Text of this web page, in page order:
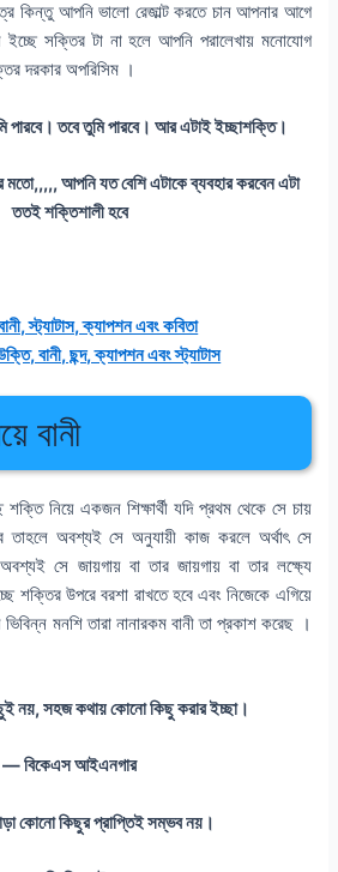
কিন্তু আপনি ভালো রেজাল্ট করতে চান আপনার আগে
ইচ্ছে সক্তির টা না হলে আপনি পরালেখায় মনোযোগ
দরকার অপরিসিম ।
পারবে। তবে তুমি পারবে। আর এটাই ইচ্ছাশক্তি।
মতো,,,,, আপনি যত বেশি এটাকে ব্যবহার করবেন এটা
ততই শক্তিশালী হবে
স্ট্যাটাস, ক্যাপশন এবং কবিতা
বানী, ছন্দ, ক্যাপশন এবং স্ট্যাটাস
বানী
নিয়ে একজন শিক্ষার্থী যদি প্রথম থেকে সে চায়
তাহলে অবশ্যই সে অনুযায়ী কাজ করলে অর্থাৎ সে
সে জায়গায় বা তার জায়গায় বা তার লক্ষ্যে
শক্তির উপরে বরশা রাখতে হবে এবং নিজেকে এগিয়ে
মনশি তারা নানারকম বানী তা প্রকাশ করেছ ।
নয়, সহজ কথায় কোনো কিছু করার ইচ্ছা।
— বিকেএস আইএনগার
কোনো কিছুর প্রাপ্তিই সম্ভব নয়।